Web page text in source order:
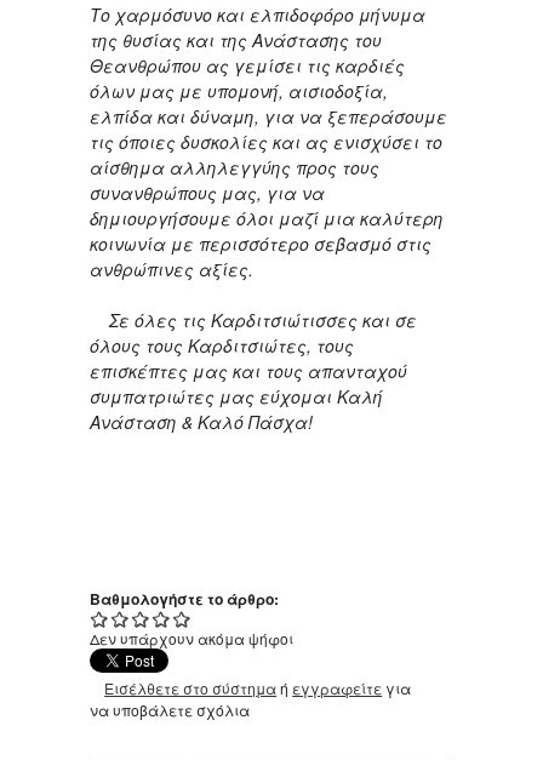
Το χαρμόσυνο και ελπιδοφόρο μήνυμα
της θυσίας και της Ανάστασης του
Θεανθρώπου ας γεμίσει τις καρδιές
όλων μας με υπομονή, αισιοδοξία,
ελπίδα και δύναμη, για να ξεπεράσουμε
τις όποιες δυσκολίες και ας ενισχύσει το
αίσθημα αλληλεγγύης προς τους
συνανθρώπους μας, για να
δημιουργήσουμε όλοι μαζί μια καλύτερη
κοινωνία με περισσότερο σεβασμό στις
ανθρώπινες αξίες.
Σε όλες τις Καρδιτσιώτισσες και σε
όλους τους Καρδιτσιώτες, τους
επισκέπτες μας και τους απανταχού
συμπατριώτες μας εύχομαι Καλή
Ανάσταση & Καλό Πάσχα!
Βαθμολογήστε το άρθρο:
Δεν υπάρχουν ακόμα ψήφοι
Εισέλθετε στο σύστημαή εγγραφείτε για
να υποβάλετε σχόλια